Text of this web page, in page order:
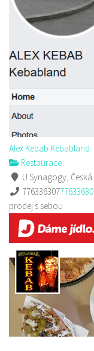
Alex Kebab Kebabland
Restaurace
U Synagogy,
776336307
prodej s sebou